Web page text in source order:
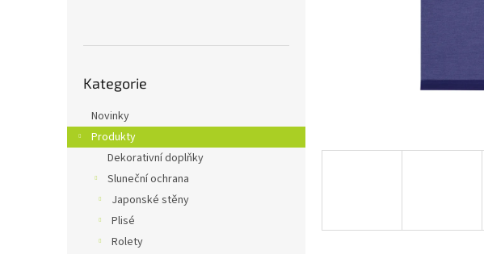
kategorie
Kategorie
Novinky
Produkty
Dekorativní doplňky
Sluneční ochrana
Japonské stěny
Plisé
Rolety